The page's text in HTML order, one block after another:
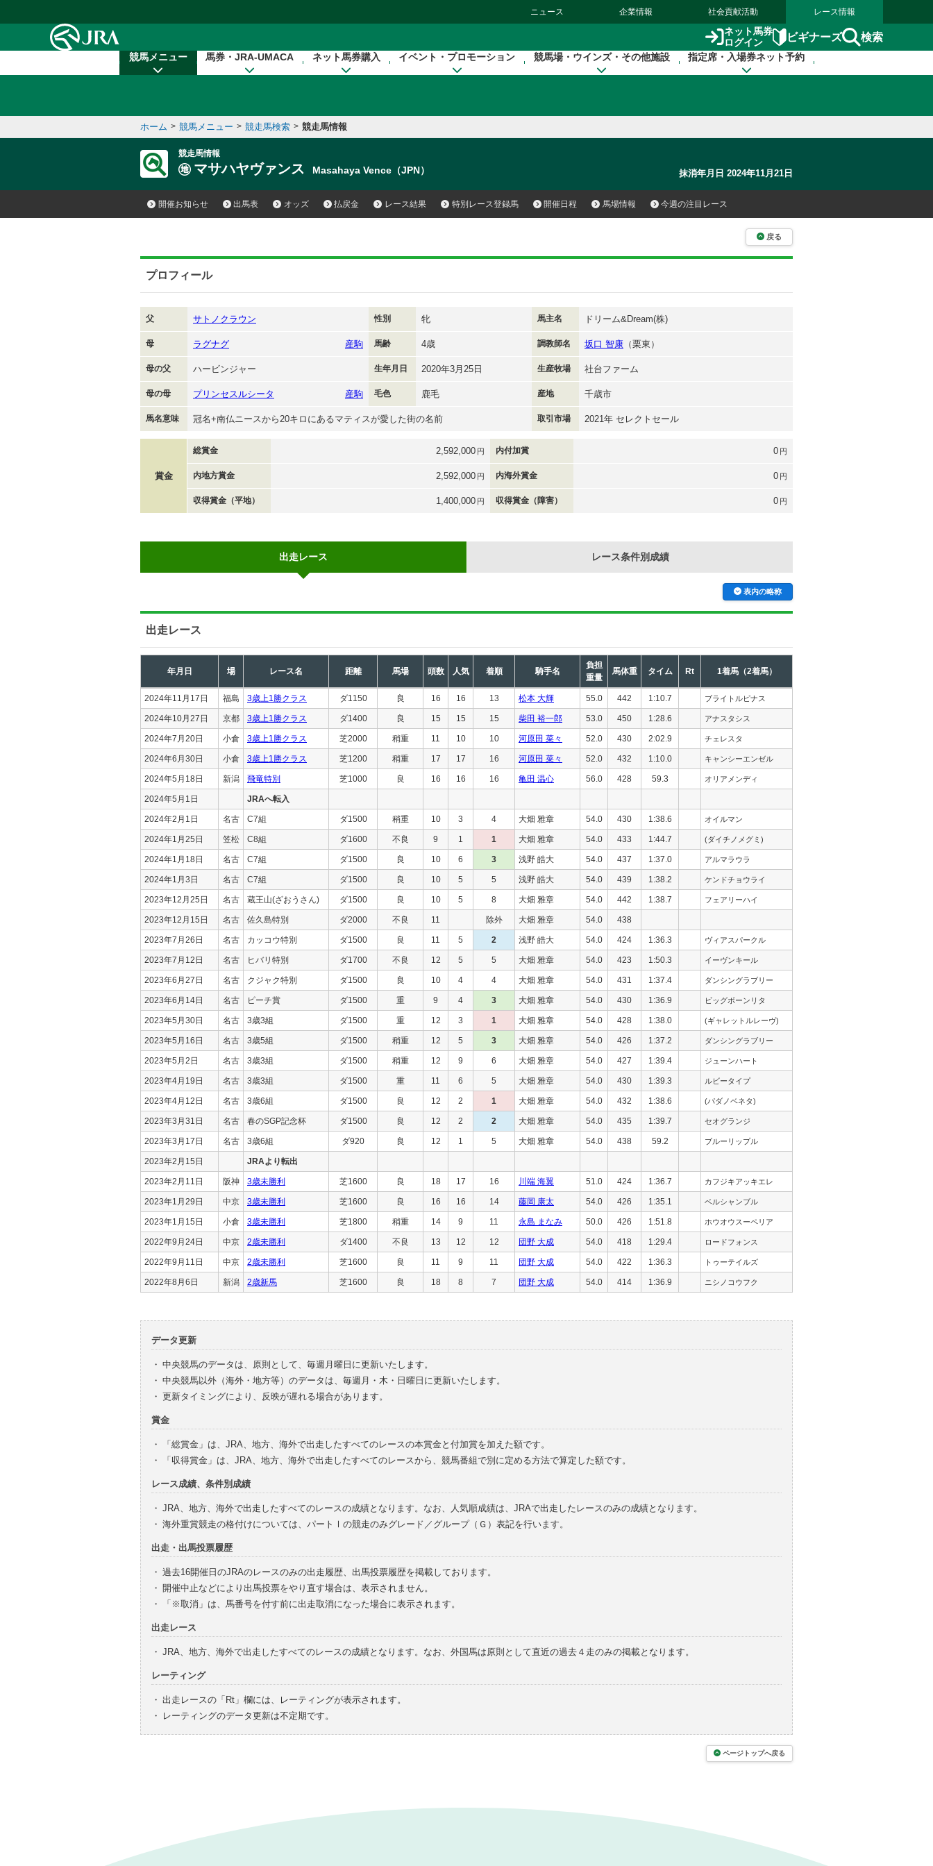
ニュース 企業情報 社会貢献活動 レース情報
ネット馬券
ログイン
ビギナーズ 検索
競馬メニュー 馬券・JRA-UMACA ネット馬券購入 イベント・プロモーション 競馬場・ウインズ・その他施設 指定席・入場券ネット予約
ホーム > 競馬メニュー > 競走馬検索 > 競走馬情報
競走馬情報
マサハヤヴァンス Masahaya Vence（JPN） 抹消年月日 2024年11月21日
開催お知らせ 出馬表 オッズ 払戻金 レース結果 特別レース登録馬 開催日程 馬場情報 今週の注目レース
戻る
プロフィール
父 サトノクラウン 性別 牝 馬主名 ドリーム&Dream(株)
母 ラグナグ 産駒 馬齢 4歳 調教師名 坂口 智康 （栗東）
母の父 ハービンジャー 生年月日 2020年3月25日 生産牧場 社台ファーム
母の母 プリンセスルシータ 産駒 毛色 鹿毛 産地 千歳市
馬名意味 冠名+南仏ニースから20キロにあるマティスが愛した街の名前 取引市場 2021年 セレクトセール
賞金
総賞金 2,592,000 円 内付加賞 0 円
内地方賞金 2,592,000 円 内海外賞金 0 円
収得賞金（平地） 1,400,000 円 収得賞金（障害） 0 円
出走レース レース条件別成績
表内の略称
出走レース
年月日 場 レース名 距離 馬場 頭数 人気 着順 騎手名
負担
重量
馬体重 タイム Rt 1着馬（2着馬）
2024年11月17日 福島 3歳上1勝クラス ダ1150 良 16 16 13 松本 大輝 55.0 442 1:10.7 ブライトルピナス
2024年10月27日 京都 3歳上1勝クラス ダ1400 良 15 15 15 柴田 裕一郎 53.0 450 1:28.6 アナスタシス
2024年7月20日 小倉 3歳上1勝クラス 芝2000 稍重 11 10 10 河原田 菜々 52.0 430 2:02.9 チェレスタ
2024年6月30日 小倉 3歳上1勝クラス 芝1200 稍重 17 17 16 河原田 菜々 52.0 432 1:10.0 キャンシーエンゼル
2024年5月18日 新潟 飛竜特別 芝1000 良 16 16 16 亀田 温心 56.0 428 59.3 オリアメンディ
2024年5月1日 JRAへ転入
2024年2月1日 名古 C7組 ダ1500 稍重 10 3 4 大畑 雅章 54.0 430 1:38.6 オイルマン
2024年1月25日 笠松 C8組 ダ1600 不良 9 1 1 大畑 雅章 54.0 433 1:44.7 (ダイチノメグミ)
2024年1月18日 名古 C7組 ダ1500 良 10 6 3 浅野 皓大 54.0 437 1:37.0 アルマラウラ
2024年1月3日 名古 C7組 ダ1500 良 10 5 5 浅野 皓大 54.0 439 1:38.2 ケンドチョウライ
2023年12月25日 名古 蔵王山(ざおうさん) ダ1500 良 10 5 8 大畑 雅章 54.0 442 1:38.7 フェアリーハイ
2023年12月15日 名古 佐久島特別 ダ2000 不良 11 除外 大畑 雅章 54.0 438
2023年7月26日 名古 カッコウ特別 ダ1500 良 11 5 2 浅野 皓大 54.0 424 1:36.3 ヴィアスパークル
2023年7月12日 名古 ヒバリ特別 ダ1700 不良 12 5 5 大畑 雅章 54.0 423 1:50.3 イーヴンキール
2023年6月27日 名古 クジャク特別 ダ1500 良 10 4 4 大畑 雅章 54.0 431 1:37.4 ダンシングラブリー
2023年6月14日 名古 ピーチ賞 ダ1500 重 9 4 3 大畑 雅章 54.0 430 1:36.9 ビッグボーンリタ
2023年5月30日 名古 3歳3組 ダ1500 重 12 3 1 大畑 雅章 54.0 428 1:38.0 (ギャレットルレーヴ)
2023年5月16日 名古 3歳5組 ダ1500 稍重 12 5 3 大畑 雅章 54.0 426 1:37.2 ダンシングラブリー
2023年5月2日 名古 3歳3組 ダ1500 稍重 12 9 6 大畑 雅章 54.0 427 1:39.4 ジューンハート
2023年4月19日 名古 3歳3組 ダ1500 重 11 6 5 大畑 雅章 54.0 430 1:39.3 ルビータイプ
2023年4月12日 名古 3歳6組 ダ1500 良 12 2 1 大畑 雅章 54.0 432 1:38.6 (パダノベネタ)
2023年3月31日 名古 春のSGP記念杯 ダ1500 良 12 2 2 大畑 雅章 54.0 435 1:39.7 セオグランジ
2023年3月17日 名古 3歳6組 ダ920 良 12 1 5 大畑 雅章 54.0 438 59.2 ブルーリップル
2023年2月15日 JRAより転出
2023年2月11日 阪神 3歳未勝利 芝1600 良 18 17 16 川端 海翼 51.0 424 1:36.7 カフジキアッキエレ
2023年1月29日 中京 3歳未勝利 芝1600 良 16 16 14 藤岡 康太 54.0 426 1:35.1 ベルシャンブル
2023年1月15日 小倉 3歳未勝利 芝1800 稍重 14 9 11 永島 まなみ 50.0 426 1:51.8 ホウオウスーペリア
2022年9月24日 中京 2歳未勝利 ダ1400 不良 13 12 12 団野 大成 54.0 418 1:29.4 ロードフォンス
2022年9月11日 中京 2歳未勝利 芝1600 良 11 9 11 団野 大成 54.0 422 1:36.3 トゥーテイルズ
2022年8月6日 新潟 2歳新馬 芝1600 良 18 8 7 団野 大成 54.0 414 1:36.9 ニシノコウフク
データ更新
・ 中央競馬のデータは、原則として、毎週月曜日に更新いたします。
・ 中央競馬以外（海外・地方等）のデータは、毎週月・木・日曜日に更新いたします。
・ 更新タイミングにより、反映が遅れる場合があります。
賞金
・
「総賞金」は、JRA、地方、海外で出走したすべてのレースの本賞金と付加賞を加えた額です。
・
「収得賞金」は、JRA、地方、海外で出走したすべてのレースから、競馬番組で別に定める方法で算定した額です。
レース成績、条件別成績
・ JRA、地方、海外で出走したすべてのレースの成績となります。なお、人気順成績は、JRAで出走したレースのみの成績となります。
・ 海外重賞競走の格付けについては、パートⅠの競走のみグレード／グループ（Ｇ）表記を行います。
出走・出馬投票履歴
・ 過去16開催日のJRAのレースのみの出走履歴、出馬投票履歴を掲載しております。
・ 開催中止などにより出馬投票をやり直す場合は、表示されません。
・
「※取消」は、馬番号を付す前に出走取消になった場合に表示されます。
出走レース
・ JRA、地方、海外で出走したすべてのレースの成績となります。なお、外国馬は原則として直近の過去４走のみの掲載となります。
レーティング
・ 出走レースの「Rt」欄には、レーティングが表示されます。
・
レーティングのデータ更新は不定期です。
ページトップへ戻る